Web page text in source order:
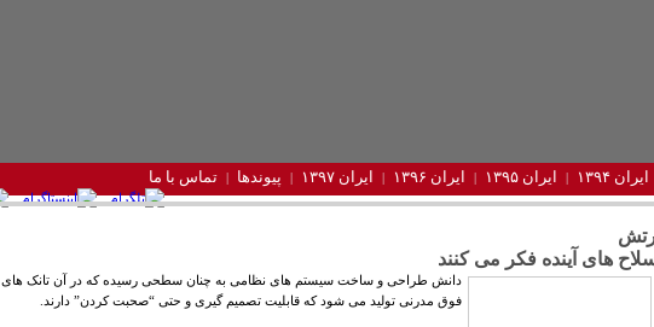
ایران ۱۳۹۴ ایران ۱۳۹۵ ایران ۱۳۹۶ ایران ۱۳۹۷ پیوندها تماس با ما
های آینده فکر می کنند
دانش طراحی و ساخت سیستم های نظامی به چنان سطحی رسیده که در آن تانک های
فوق مدرنی تولید می شود که قابلیت تصمیم گیری و حتی “صحبت کردن” دارند.